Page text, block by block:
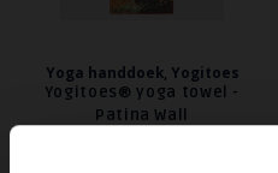
Yoga handdoek, Yogitoes
Yogitoes® yoga towel -
Patina Wall